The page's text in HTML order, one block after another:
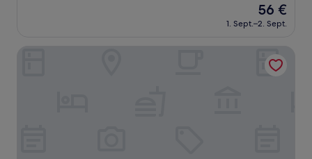
(36
Der
Preis
beträgt
56 €
1. Sept.–2. Sept.